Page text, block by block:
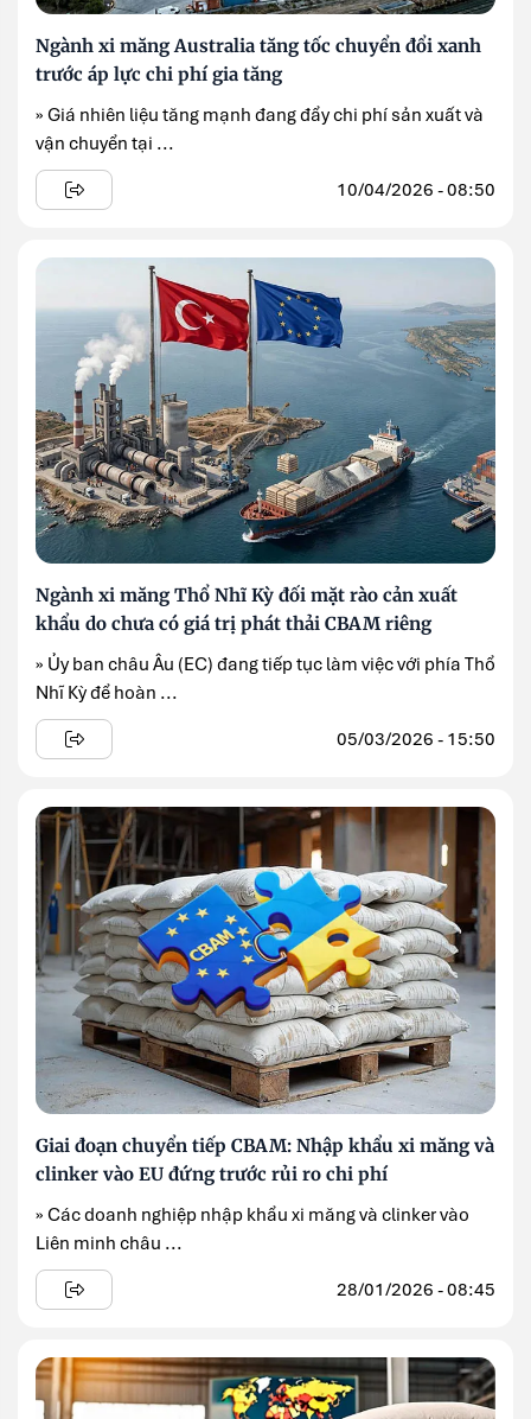
Ngành xi măng Australia tăng tốc chuyển đổi xanh
trước áp lực chi phí gia tăng
» Giá nhiên liệu tăng mạnh đang đẩy chi phí sản xuất và
vận chuyển tại ...
10/04/2026 - 08:50
Ngành xi măng Thổ Nhĩ Kỳ đối mặt rào cản xuất
khẩu do chưa có giá trị phát thải CBAM riêng
» Ủy ban châu Âu (EC) đang tiếp tục làm việc với phía Thổ
Nhĩ Kỳ để hoàn ...
05/03/2026 - 15:50
Giai đoạn chuyển tiếp CBAM: Nhập khẩu xi măng và
clinker vào EU đứng trước rủi ro chi phí
» Các doanh nghiệp nhập khẩu xi măng và clinker vào
Liên minh châu ...
28/01/2026 - 08:45